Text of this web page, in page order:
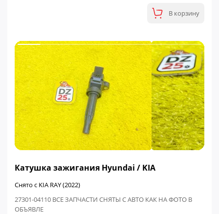
В корзину
Катушка зажигания Hyundai / KIA
Снято с KIA RAY (2022)
27301-04110 ВСЕ ЗАПЧАСТИ СНЯТЫ С АВТО КАК НА ФОТО В
ОБЪЯВЛЕ